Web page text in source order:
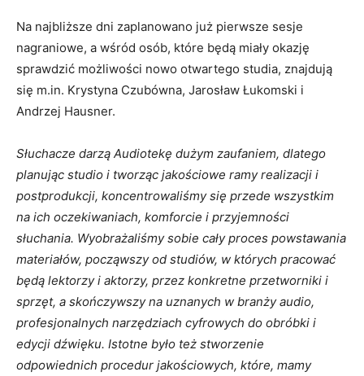
Na najbliższe dni zaplanowano już pierwsze sesje
nagraniowe, a wśród osób, które będą miały okazję
sprawdzić możliwości nowo otwartego studia, znajdują
się m.in. Krystyna Czubówna, Jarosław Łukomski i
Andrzej Hausner.
Słuchacze darzą Audiotekę dużym zaufaniem, dlatego
planując studio i tworząc jakościowe ramy realizacji i
postprodukcji, koncentrowaliśmy się przede wszystkim
na ich oczekiwaniach, komforcie i przyjemności
słuchania. Wyobrażaliśmy sobie cały proces powstawania
materiałów, począwszy od studiów, w których pracować
będą lektorzy i aktorzy, przez konkretne przetworniki i
sprzęt, a skończywszy na uznanych w branży audio,
profesjonalnych narzędziach cyfrowych do obróbki i
edycji dźwięku. Istotne było też stworzenie
odpowiednich procedur jakościowych, które, mamy